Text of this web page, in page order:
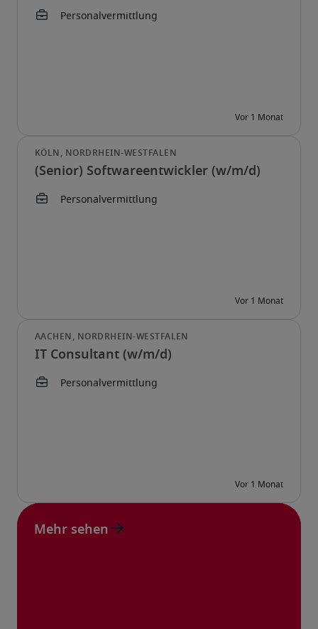
(Senior) Softwareentwickler (w/m/d)
IT Consultant (w/m/d)
Mehr sehen